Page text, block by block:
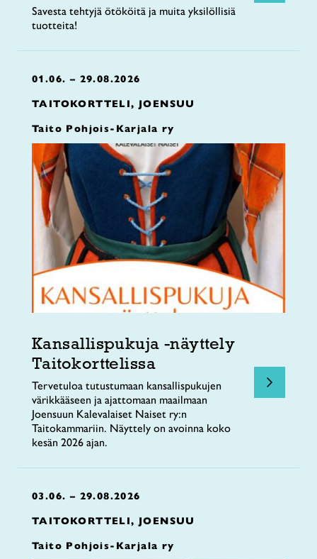
Savesta tehtyjä ötököitä ja muita yksilöllisiä
tuotteita!
01.06. – 29.08.2026
TAITOKORTTELI, JOENSUU
Taito Pohjois-Karjala ry
Kansallispukuja -näyttely
Taitokorttelissa
Tervetuloa tutustumaan kansallispukujen
värikkääseen ja ajattomaan maailmaan
Joensuun Kalevalaiset Naiset ry:n
Taitokammariin. Näyttely on avoinna koko
kesän 2026 ajan.
03.06. – 29.08.2026
TAITOKORTTELI, JOENSUU
Taito Pohjois-Karjala ry